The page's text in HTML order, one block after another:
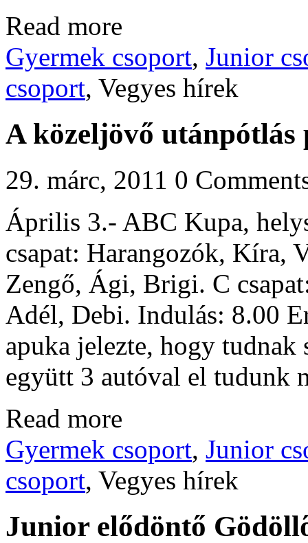
Read more
Gyermek csoport, Junior
csoport, Vegyes hírek
A közeljövő
29. márc, 2011 0
Április 3.- ABC Kupa,
csapat: Harangozók, Kíra,
Zengő, Ági, Brigi. C
Adél, Debi. Indulás: 8.00
apuka jelezte, hogy
együtt 3 autóval el tudunk
Read more
Gyermek csoport, Junior
csoport, Vegyes hírek
Junior elődöntő